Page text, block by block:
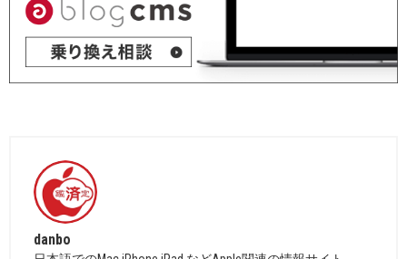
danbo